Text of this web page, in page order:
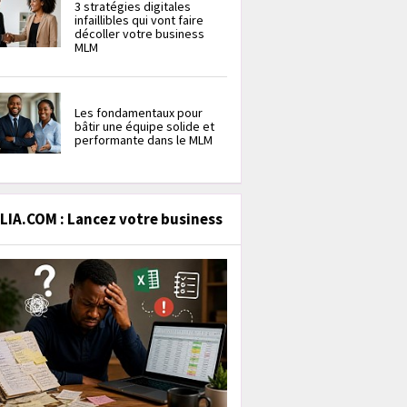
3 stratégies digitales
infaillibles qui vont faire
décoller votre business
MLM
Les fondamentaux pour
bâtir une équipe solide et
performante dans le MLM
: Lancez votre business